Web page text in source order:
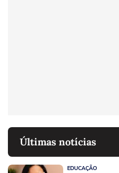
Últimas notícias
EDUCAÇÃO